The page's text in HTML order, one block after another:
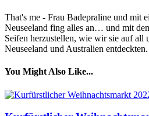
That's me - Frau Badepraline und mit
Neuseeland fing alles an… und mit
Seifen herzustellen, wie wir sie auf all
Neuseeland und Australien entdeckten.
You Might Also Like...